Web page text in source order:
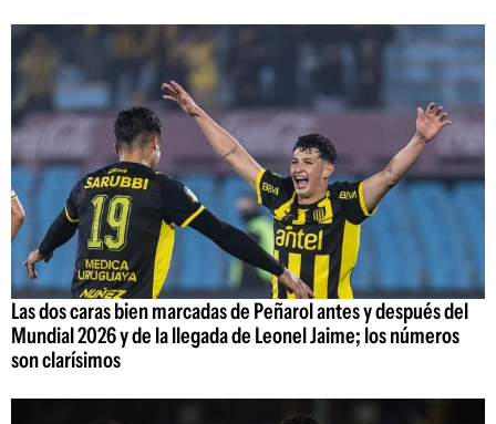
Las dos caras bien marcadas de Peñarol antes y después del
Mundial 2026 y de la llegada de Leonel Jaime; los números
son clarísimos